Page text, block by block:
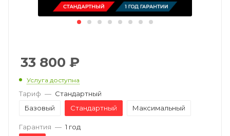
33 800 ₽
Услуга доступна
Тариф — Стандартный
Базовый
Стандартный Максимальный
Гарантия — 1 год